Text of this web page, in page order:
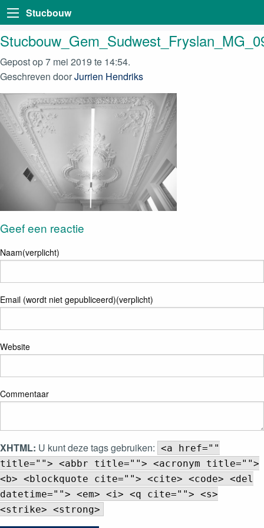
Stucbouw
Gepost op 7 mei 2019 te 14:54.
Geschreven doorJurrien Hendriks
Geef een reactie
Naam(verplicht)
Email (wordt niet gepubliceerd)(verplicht)
Website
Commentaar
XHTML: U kunt deze tags gebruiken: <a href=""
title=""> <abbr title=""> <acronym title="">
<b> <blockquote cite=""> <cite> <code> <del
datetime=""> <em> <i> <q cite=""> <s>
<strike> <strong>